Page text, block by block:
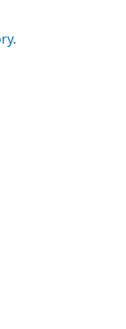
.